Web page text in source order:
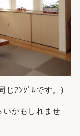
じｱﾝｸﾞﾙです。)
いかもしれませ